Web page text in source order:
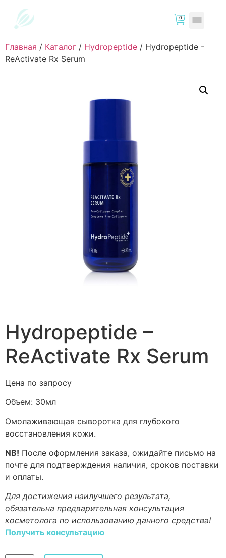
0
Главная / Каталог / Hydropeptide / Hydropeptide -
ReActivate Rx Serum
Hydropeptide –
ReActivate Rx Serum
Цена по запросу
Объем: 30мл
Омолаживающая сыворотка для глубокого
восстановления кожи.
NB! После оформления заказа, ожидайте письмо на
почте для подтверждения наличия, сроков поставки
и оплаты.
Для достижения наилучшего результата,
обязательна предварительная консультация
косметолога по использованию данного средства!
Получить консультацию